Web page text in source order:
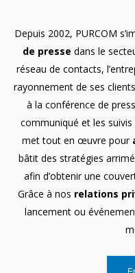
Depuis 2002, PURCOM
de presse dans le
réseau de contacts,
rayonnement de ses
à la conférence de
communiqué et les suivis
met tout en œuvre pour
bâtit des stratégies
afin d’obtenir une
Grâce à nos relations
lancement ou